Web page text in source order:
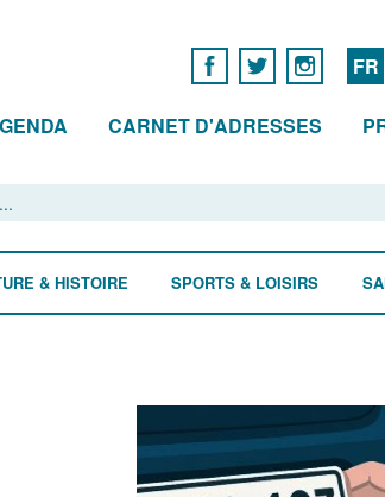
FR
CARNET D'ADRESSES
& HISTOIRE SPORTS & LOISIRS